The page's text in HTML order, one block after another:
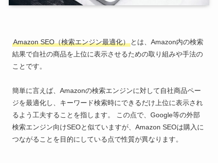
Amazon SEO（検索エンジン最適化）とは、Amazon内の検索
結果で自社の商品を上位に表示させるための取り組みや手法の
ことです。
簡単に言えば、Amazonの検索エンジンに対して自社商品ペー
ジを最適化し、キーワード検索時にできるだけ上位に表示され
るよう工夫することを指します。 この点で、Google等の外部
検索エンジン向けSEOと似ていますが、Amazon SEOは購入に
つながることを目的にしている点で性質が異なります。